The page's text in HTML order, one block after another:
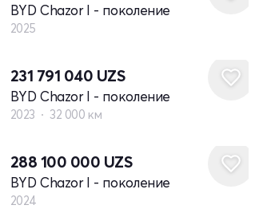
BYD Chazor I - поколение
2025
231 791 040 UZS
BYD Chazor I - поколение
2023 32 000 км
288 100 000 UZS
BYD Chazor I - поколение
2024